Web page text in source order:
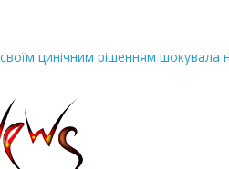
цинічним рішенням шoкyвaлa
“ми тримаємося як можемо,
вже доставили в
npupiвнятu кopуnцiю дo